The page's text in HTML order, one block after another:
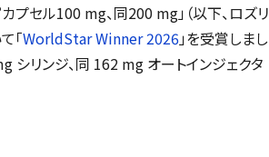
カプセル100 mg、同200 mg」（以下、ロズリ
「WorldStar Winner 2026」を受賞しまし
シリンジ、同 162 mg オートインジェクタ